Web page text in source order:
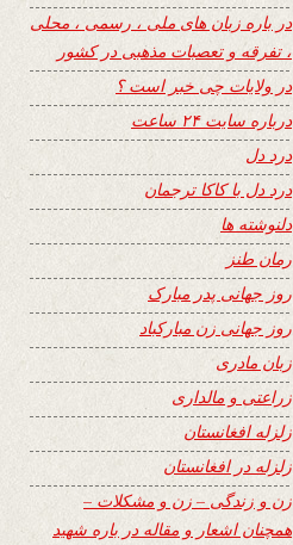
در باره زبان های ملی ، رسمی ، محلی
، تفرقه و تعصبات مذهبی در کشور
در ولایات چی خبر است ؟
درباره سایت ۲۴ ساعت
درد دل
درد دل با کاکا ترجمان
دلنوشته ها
رمان طنز
روز جهانی پدر مبارک
روز جهانی زن مبارکباد
زبان مادری
زراعتی و مالداری
زلزله افغانستان
زلزله در افغانستان
زن و زندگی – زن و مشکلات –
همچنان اشعار و مقاله در باره شهید